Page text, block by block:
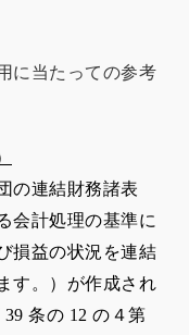
に当たっての参考
の連結財務諸表
会計処理の基準に
損益の状況を連結
す。）が作成され
39 条の 12 の４第